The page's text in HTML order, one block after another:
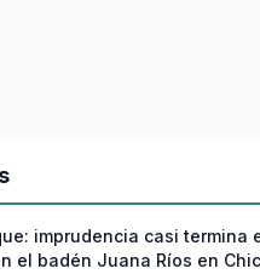
imprudencia casi termina
el badén Juana Ríos en